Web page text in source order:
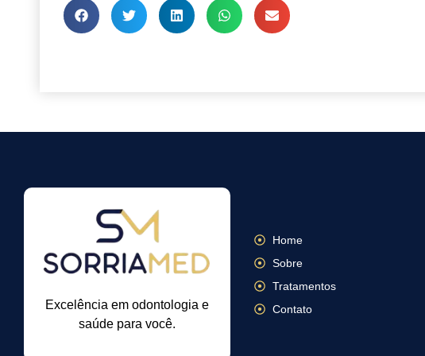
Excelência em odontologia e
saúde para você.
Home
Sobre
Tratamentos
Contato